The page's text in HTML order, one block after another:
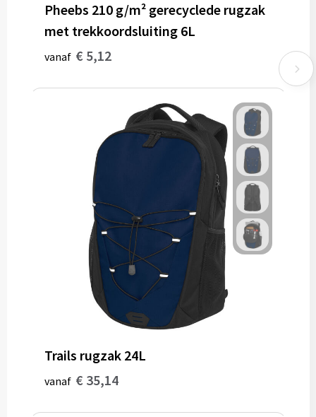
Pheebs 210 g/m² gerecyclede rugzak
met trekkoordsluiting 6L
vanaf € 5,12
Trails rugzak 24L
vanaf € 35,14